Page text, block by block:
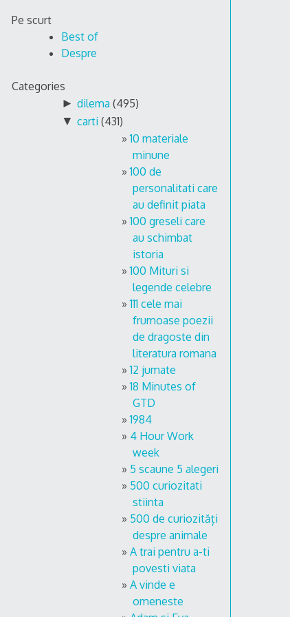
Pe scurt
Best of
Despre
Categories
► dilema (495)
▼ carti (431)
10 materiale
minune
100 de
personalitati care
au definit piata
100 greseli care
au schimbat
istoria
100 Mituri si
legende celebre
111 cele mai
frumoase poezii
de dragoste din
literatura romana
12 jumate
18 Minutes of
GTD
1984
4 Hour Work
week
5 scaune 5 alegeri
500 curiozitati
stiinta
500 de curiozități
despre animale
A trai pentru a-ti
povesti viata
A vinde e
omeneste